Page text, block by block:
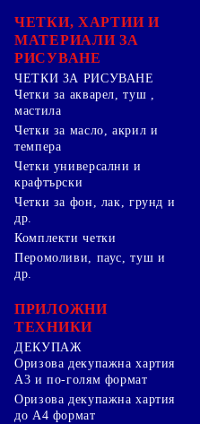
ЧЕТКИ, ХАРТИИ И
МАТЕРИАЛИ ЗА
РИСУВАНЕ
ЧЕТКИ ЗА РИСУВАНЕ
Четки за акварел, туш ,
мастила
Четки за масло, акрил и
темпера
Четки универсални и
крафтърски
Четки за фон, лак, грунд и
др.
Комплекти четки
Перомоливи, паус, туш и
др.
ПРИЛОЖНИ
ТЕХНИКИ
ДЕКУПАЖ
Оризова декупажна хартия
А3 и по-голям формат
Оризова декупажна хартия
до А4 формат